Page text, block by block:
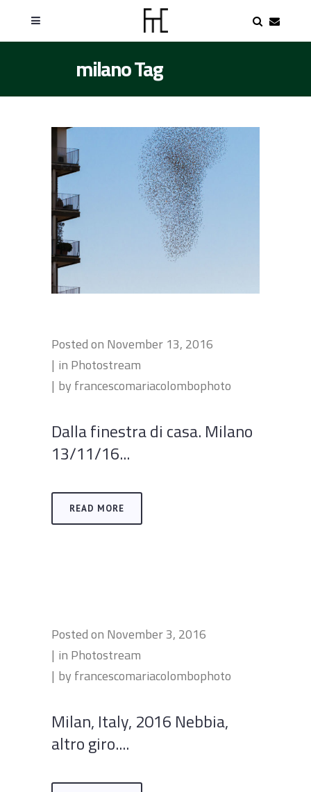
milano Tag
Posted on November 13, 2016
in Photostream
by francescomariacolombophoto
Dalla finestra di casa. Milano
13/11/16...
READ MORE
Posted on November 3, 2016
in Photostream
by francescomariacolombophoto
Milan, Italy, 2016 Nebbia,
altro giro....